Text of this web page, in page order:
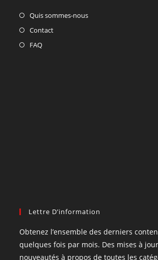
Quis sommes-nous
Contact
FAQ
Lettre D’information
Obtenez l’ensemble des derniers
quelques fois par mois. Des mises à
nouveautés à propos de toutes les